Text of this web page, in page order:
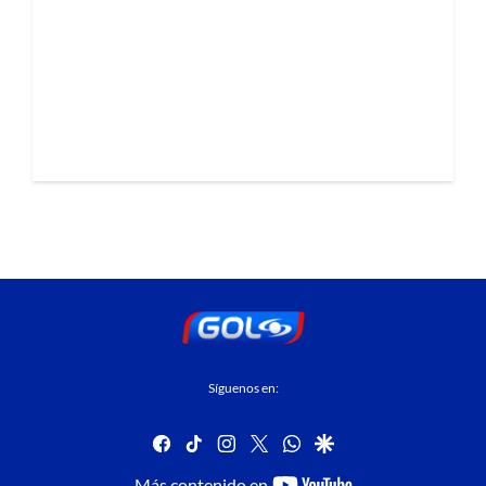
Síguenos en:
facebook
tiktok instagram
twitterwhatsapp
google